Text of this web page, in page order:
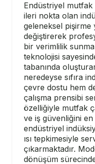
Endüstriyel mutfak
ileri nokta olan
geleneksel
değiştirerek
bir verimlilik
teknolojisi
tabanında
neredeyse sıfıra
çevre dostu hem
çalışma prensibi
özelliğiyle mutfak
ve iş güvenliğini
endüstriyel
ısı tepkimesiyle
çıkarmaktadır.
dönüşüm